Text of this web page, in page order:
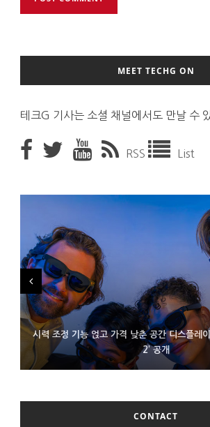
MEET TECHG ON
테크G 기사는 소셜 채널에서도 만날 수
RSS List
시력 조정 기능 얹고 가격 낮춘 공간 디스플레
2’ 공개
D램 부족에 10억달러어치 아이폰18 프로세
300~400달러 반지형 스피커 준비하
CONTACT